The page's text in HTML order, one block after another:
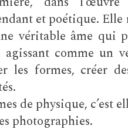
et poétique. Elle
véritable âme qui
comme un
les formes, créer
de physique, c’est
photographies.